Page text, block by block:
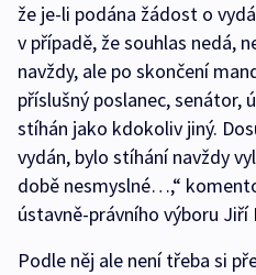
že je-li podána žádost o
v případě, že souhlas nedá,
navždy, ale po skončení
příslušný poslanec, senátor,
stíhán jako kdokoliv jiný.
vydán, bylo stíhání navždy
době nesmyslné…,“
ústavně-právního výboru Jiří
Podle něj ale není třeba si